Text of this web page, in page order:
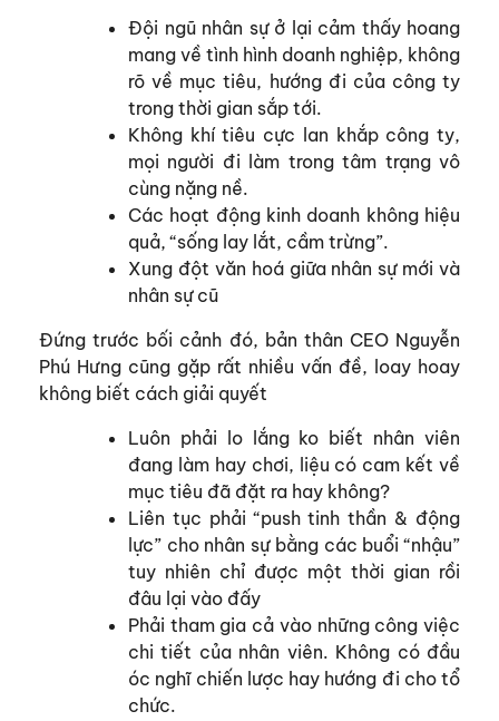
Đội ngũ nhân sự ở lại cảm thấy hoang
mang về tình hình doanh nghiệp, không
rõ về mục tiêu, hướng đi của công ty
trong thời gian sắp tới.
Không khí tiêu cực lan khắp công ty,
mọi người đi làm trong tâm trạng vô
cùng nặng nề.
Các hoạt động kinh doanh không hiệu
quả, “sống lay lắt, cầm trừng”.
Xung đột văn hoá giữa nhân sự mới và
nhân sự cũ
Đứng trước bối cảnh đó, bản thân CEO Nguyễn
Phú Hưng cũng gặp rất nhiều vấn đề, loay hoay
không biết cách giải quyết
Luôn phải lo lắng ko biết nhân viên
đang làm hay chơi, liệu có cam kết về
mục tiêu đã đặt ra hay không?
Liên tục phải “push tinh thần & động
lực” cho nhân sự bằng các buổi “nhậu”
tuy nhiên chỉ được một thời gian rồi
đâu lại vào đấy
Phải tham gia cả vào những công việc
chi tiết của nhân viên. Không có đầu
óc nghĩ chiến lược hay hướng đi cho tổ
chức.